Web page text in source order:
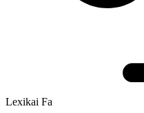
Lexikai Fa